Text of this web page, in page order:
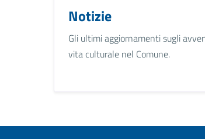
Notizie
Gli ultimi aggiornamenti sugli
vita culturale nel Comune.